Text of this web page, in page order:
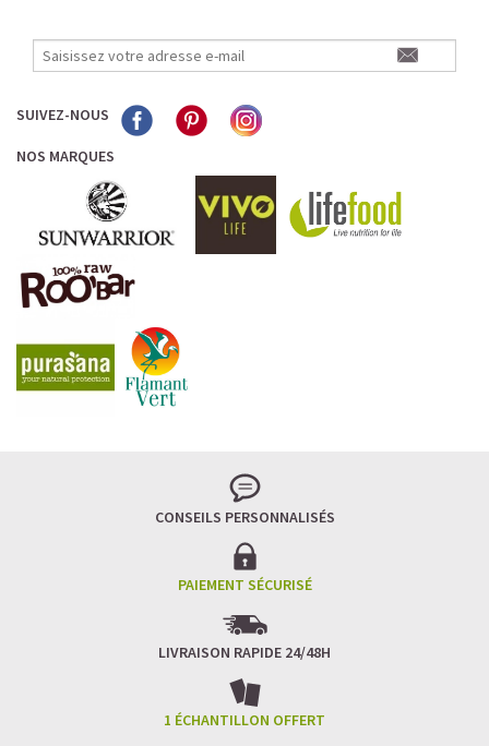
LA FRAÎCHEUR VERTE QUI APAISE L’ESPRIT
Le matcha, ce thé japonais se marie à la douceur du lait
tout en stimulant la concentration.
Un goût légèrement herbacé, addictif et plein de
Idéal pour : recharger ses batteries sans caféine,
hydrater, et retrouver focus et sérénité.
Matcha Latte Glacé Protéiné
SAWONDO RÉINVENTE LE PLAISIR DES CAFÉS GLACÉS
✅ Sans sucre raffiné
SUIVEZ-NOUS
NOS MARQUES
CONSEILS PERSONNALISÉS
PAIEMENT SÉCURISÉ
LIVRAISON RAPIDE 24/48H
1 ÉCHANTILLON OFFERT